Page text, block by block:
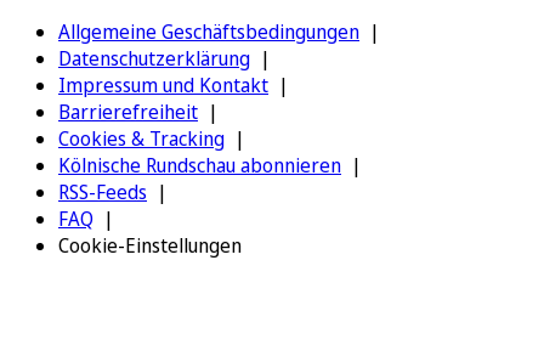
Allgemeine Geschäftsbedingungen
Datenschutzerklärung
Impressum und Kontakt
Barrierefreiheit
Cookies & Tracking
Kölnische Rundschau abonnieren
RSS-Feeds
FAQ
Cookie-Einstellungen